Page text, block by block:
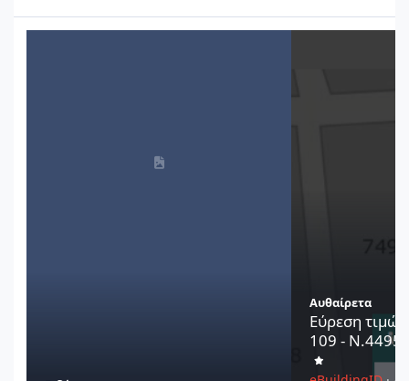
Αυθαίρετα
Εύρεση
109 -